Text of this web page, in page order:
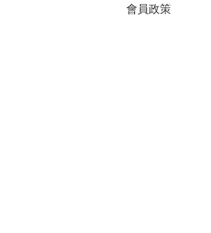
會員政策